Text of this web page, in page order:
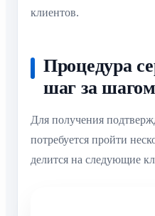
клиентов.
Процедура
шаг за шагом
Для получения
потребуется пройти
делится на следующие